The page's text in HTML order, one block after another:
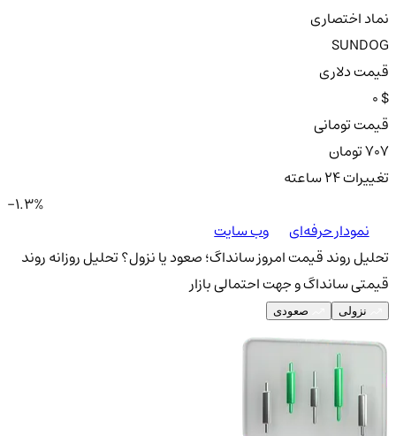
نماد اختصاری
SUNDOG
قیمت دلاری
0 $
قیمت تومانی
707 تومان
تغییرات ۲۴ ساعته
-1.3%
نمودار حرفه‌ای
وب سایت
تحلیل روند قیمت امروز سانداگ؛ صعود یا نزول؟تحلیل روزانه روند
قیمتی سانداگ و جهت احتمالی بازار
نزولی صعودی